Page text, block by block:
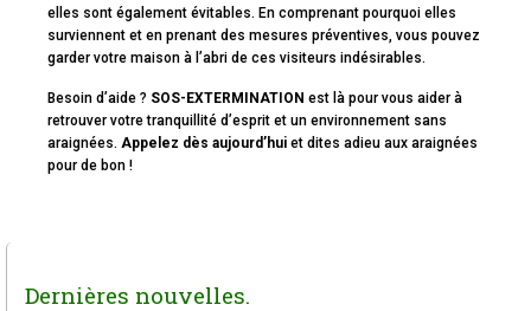
elles sont également évitables. En comprenant pourquoi elles
surviennent et en prenant des mesures préventives, vous pouvez
garder votre maison à l’abri de ces visiteurs indésirables.
Besoin d’aide ? SOS-EXTERMINATION est là pour vous aider à
retrouver votre tranquillité d’esprit et un environnement sans
araignées. Appelez dès aujourd’hui et dites adieu aux araignées
pour de bon !
Dernières nouvelles.